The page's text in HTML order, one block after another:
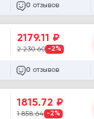
0 отзывов
2179.11 ₽
2 230.60 -2%
0 отзывов
1815.72 ₽
1 858.64 -2%